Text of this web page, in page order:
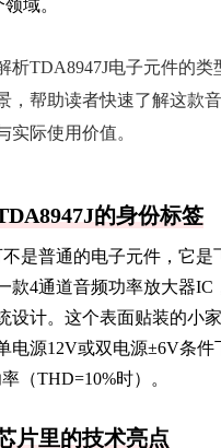
域。
析TDA8947J电子元件的类
，帮助读者快速了解这款
实际使用价值。
的身份标签
不是普通的电子元件，它是
款4通道音频功率放大器IC
设计。这个表面贴装的小
电源12V或双电源±6V条件
（THD=10%时）。
片里的技术亮点